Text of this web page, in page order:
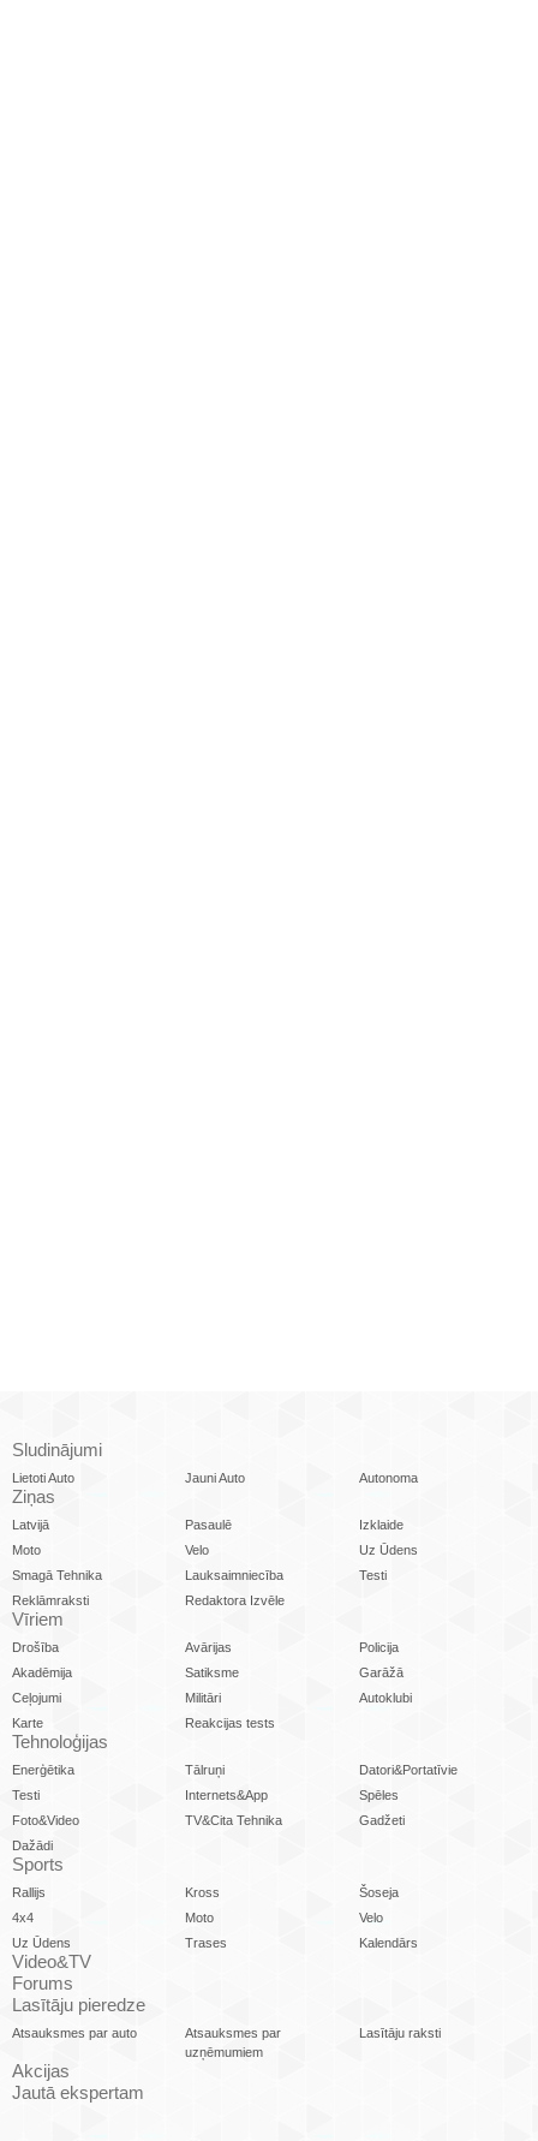
Sludinājumi
Lietoti Auto Jauni Auto Autonoma
Ziņas
Latvijā Pasaulē
Izklaide
Moto
Velo
Uz Ūdens
Smagā Tehnika
Lauksaimniecība
Testi
Reklāmraksti
Redaktora Izvēle
Vīriem
Drošība Avārijas
Policija
Akadēmija
Satiksme
Garāžā
Ceļojumi
Militāri
Autoklubi
Karte
Reakcijas tests
Tehnoloģijas
Enerģētika Tālruņi
Datori&Portatīvie
Testi
Internets&App
Spēles
Foto&Video
TV&Cita Tehnika
Gadžeti
Dažādi
Sports
Rallijs Kross
Šoseja
4x4
Moto
Velo
Uz Ūdens
Trases Kalendārs
Video&TV
Forums
Lasītāju pieredze
Atsauksmes par auto
Atsauksmes par
uzņēmumiem
Lasītāju raksti
Akcijas
Jautā ekspertam